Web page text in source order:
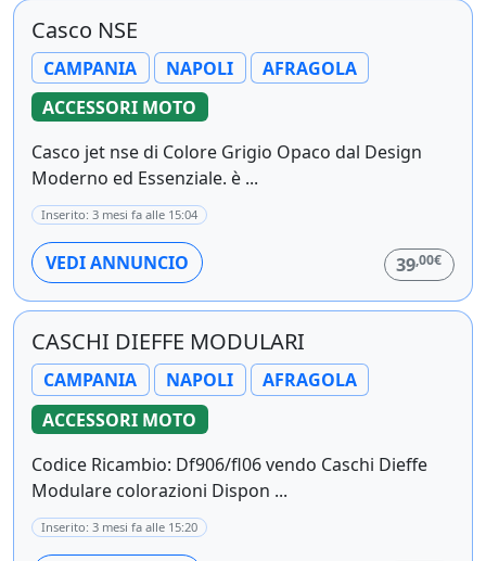
Casco NSE
CAMPANIA NAPOLI
AFRAGOLA
ACCESSORI MOTO
Casco jet nse di Colore Grigio Opaco dal Design
Moderno ed Essenziale. è ...
Inserito: 3 mesi fa alle 15:04
VEDI ANNUNCIO 39,00€
CASCHI DIEFFE MODULARI
CAMPANIA NAPOLI
AFRAGOLA
ACCESSORI MOTO
Codice Ricambio: Df906/fl06 vendo Caschi Dieffe
Modulare colorazioni Dispon ...
Inserito: 3 mesi fa alle 15:20